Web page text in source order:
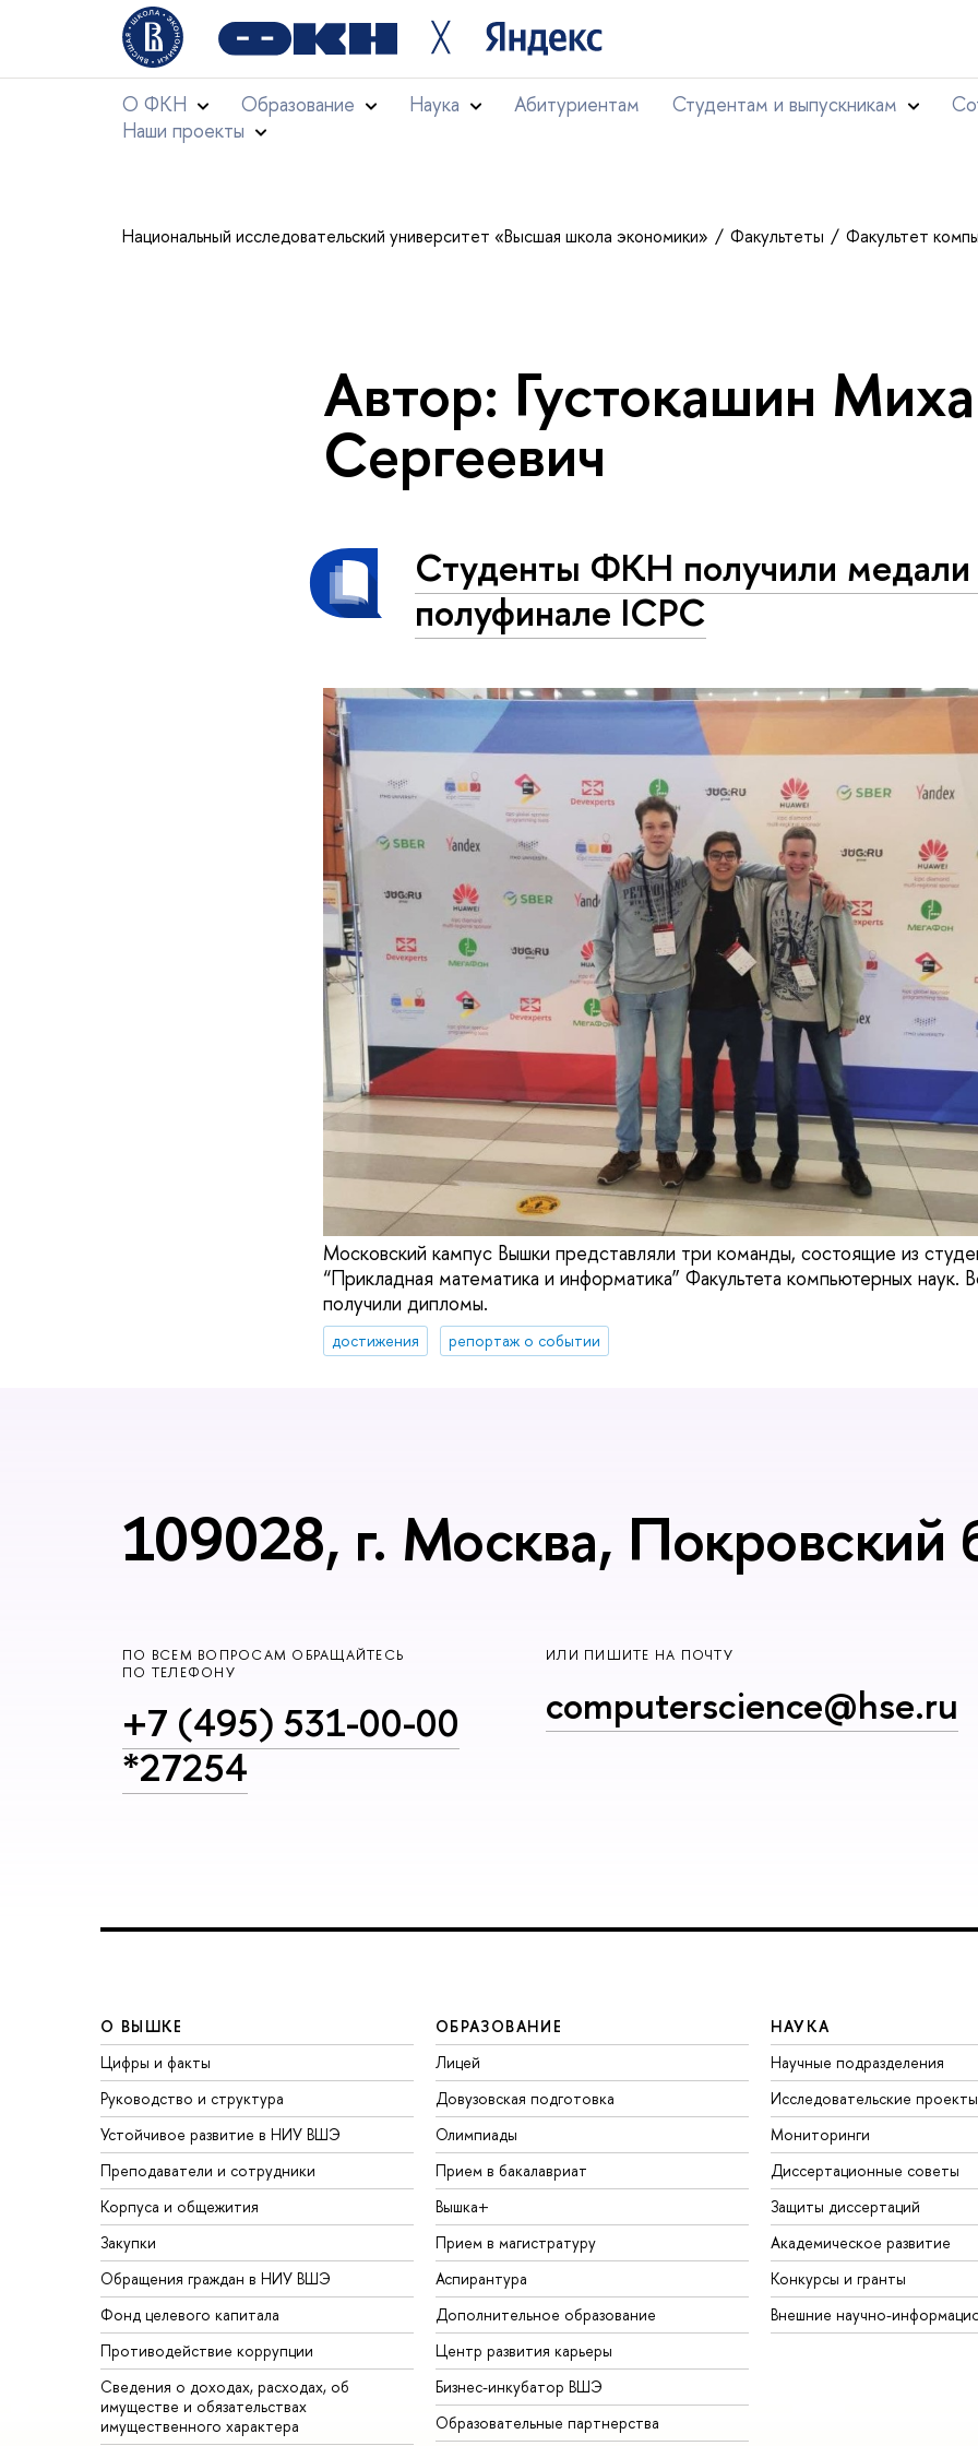
╳
О ФКН Образование Наука Абитуриентам Студентам и выпускникам
Наши проекты
Национальный исследовательский университет «Высшая школа экономики» Факультеты Факультет
Автор: Густокашин
Сергеевич
Студенты ФКН получили медали
полуфинале ICPC
Московский кампус Вышки представляли три команды, состоящие из
“Прикладная математика и информатика” Факультета компьютерных наук.
получили дипломы.
достижения репортаж о событии
109028, г. Москва, Покровский
ПО ВСЕМ ВОПРОСАМ ОБРАЩАЙТЕСЬ
ПО ТЕЛЕФОНУ
+7 (495) 531-00-00
*27254
ИЛИ ПИШИТЕ НА ПОЧТУ
computerscience@hse.ru
О ВЫШКЕ
Цифры и факты
Руководство и структура
Устойчивое развитие в НИУ ВШЭ
Преподаватели и сотрудники
Корпуса и общежития
Закупки
Обращения граждан в НИУ ВШЭ
Фонд целевого капитала
Противодействие коррупции
Сведения о доходах, расходах, об
имуществе и обязательствах
имущественного характера
ОБРАЗОВАНИЕ
Лицей
Довузовская подготовка
Олимпиады
Прием в бакалавриат
Вышка+
Прием в магистратуру
Аспирантура
Дополнительное образование
Центр развития карьеры
Бизнес-инкубатор ВШЭ
Образовательные партнерства
НАУКА
Научные подразделения
Исследовательские проекты
Мониторинги
Диссертационные советы
Защиты диссертаций
Академическое развитие
Конкурсы и гранты
Внешние научно-